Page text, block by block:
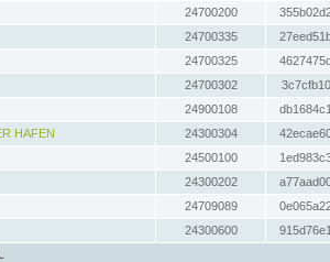
24700200
24700335
24700325
24700302
24900108
HAFEN
24300304
24500100
24300202
24709089
24300600